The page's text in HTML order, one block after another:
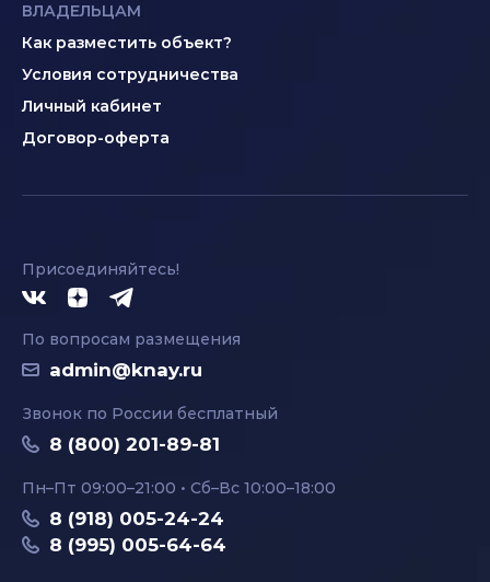
ВЛАДЕЛЬЦАМ
Как разместить объект?
Условия сотрудничества
Личный кабинет
Договор-оферта
Присоединяйтесь!
По вопросам размещения
admin@knay.ru
Звонок по России бесплатный
8 (800) 201-89-81
Пн–Пт 09:00–21:00 • Сб–Вс 10:00–18:00
8 (918) 005-24-24
8 (995) 005-64-64